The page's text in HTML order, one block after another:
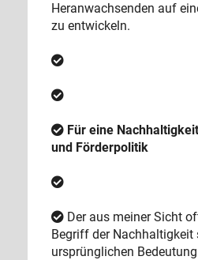
Heranwachsenden auf
zu entwickeln.
Für eine
und Förderpolitik
Der aus meiner Sicht
Begriff der Nachhaltigkeit
ursprünglichen